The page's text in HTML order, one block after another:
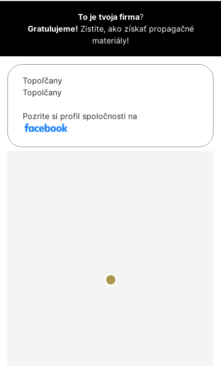
To je tvoja firma?
Gratulujeme! Zistite, ako získať propagačné
materiály!
Topoľčany
Topolčany
Pozrite si profil spoločnosti na